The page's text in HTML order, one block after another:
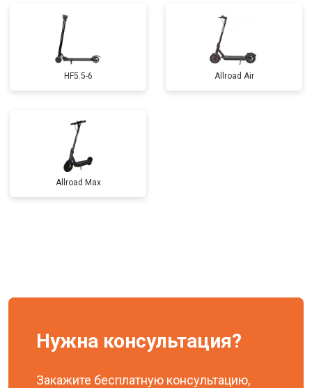
HF5.5-6 Allroad Air
Allroad Max
Нужна консультация?
Закажите бесплатную консультацию,